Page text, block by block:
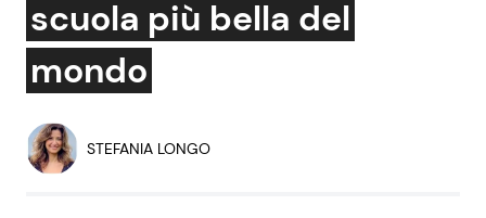
Dal Mondo
Economia
Persone Scomparse
scuola più bella del
mondo
STEFANIA LONGO